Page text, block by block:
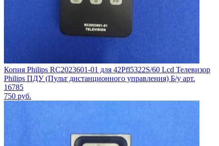
Копия Philips RC2023601-01 для 42Pfl5322S/60 Lcd Телевизор
Philips ПДУ (Пульт дистанционного управления) Б/у арт.
16785
750 руб.